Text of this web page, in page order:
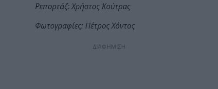
Ρεπορτάζ: Χρήστος Κούτρας
Φωτογραφίες: Πέτρος Χόντος
ΔΙΑΦΗΜΙΣΗ